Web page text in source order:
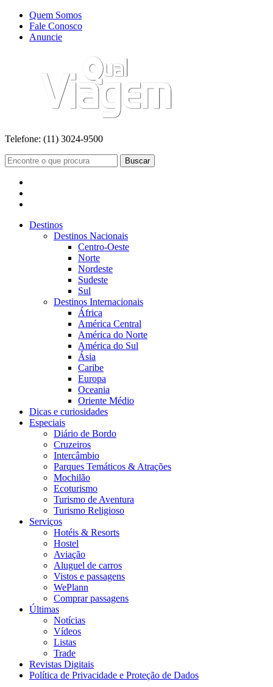
Quem Somos
Fale Conosco
Anuncie
Telefone: (11) 3024-9500
Buscar
Destinos
Destinos Nacionais
Centro-Oeste
Norte
Nordeste
Sudeste
Sul
Destinos Internacionais
África
América Central
América do Norte
América do Sul
Ásia
Caribe
Europa
Oceania
Oriente Médio
Dicas e curiosidades
Especiais
Diário de Bordo
Cruzeiros
Intercâmbio
Parques Temáticos & Atrações
Mochilão
Ecoturismo
Turismo de Aventura
Turismo Religioso
Serviços
Hotéis & Resorts
Hostel
Aviação
Aluguel de carros
Vistos e passagens
WePlann
Comprar passagens
Últimas
Notícias
Vídeos
Listas
Trade
Revistas Digitais
Política de Privacidade e Proteção de Dados